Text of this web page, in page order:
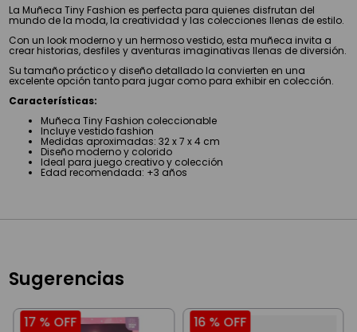
La Muñeca Tiny Fashion es perfecta para quienes disfrutan del
mundo de la moda, la creatividad y las colecciones llenas de estilo.
Con un look moderno y un hermoso vestido, esta muñeca invita a
crear historias, desfiles y aventuras imaginativas llenas de diversión.
Su tamaño práctico y diseño detallado la convierten en una
excelente opción tanto para jugar como para exhibir en colección.
Características:
Muñeca Tiny Fashion coleccionable
Incluye vestido fashion
Medidas aproximadas: 32 x 7 x 4 cm
Diseño moderno y colorido
Ideal para juego creativo y colección
Edad recomendada: +3 años
Sugerencias
17 % OFF 16 % OFF